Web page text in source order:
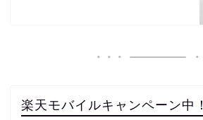
楽天モバイルキャンペーン中！